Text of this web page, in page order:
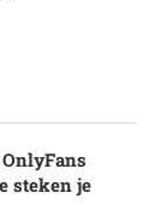
steken je